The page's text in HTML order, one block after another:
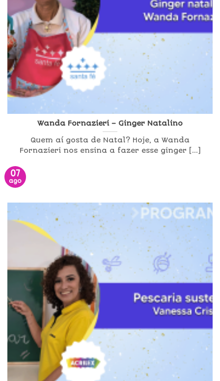
Wanda Fornazieri – Ginger Natalino
Quem aí gosta de Natal? Hoje, a Wanda
Fornazieri nos ensina a fazer esse ginger [...]
07
ago